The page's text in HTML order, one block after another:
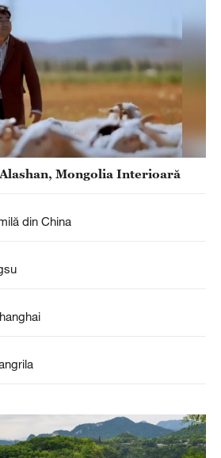
Mongolia Interioară
din China